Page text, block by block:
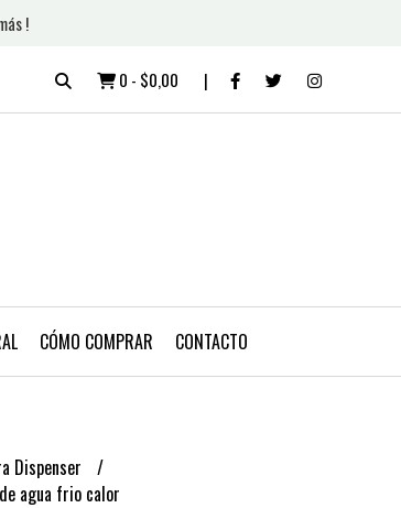
!
0 - $0,00
CÓMO COMPRAR CONTACTO
Dispenser
agua frio calor